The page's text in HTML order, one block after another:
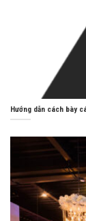
Hướng dẫn cách bày